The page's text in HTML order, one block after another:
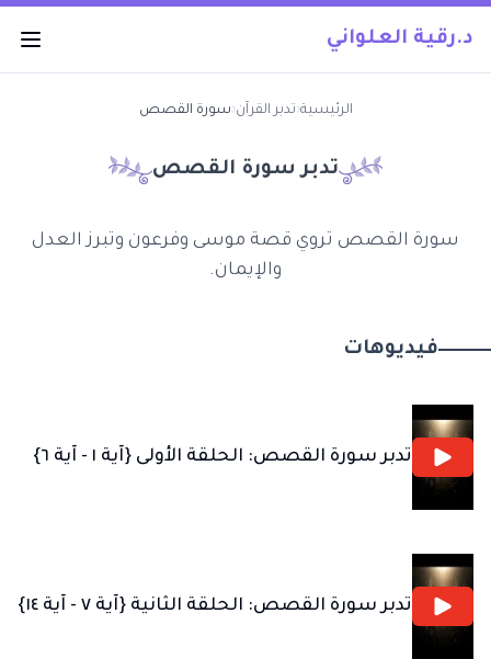
د.رقية العلواني
الرئيسية‹تدبر القرآن‹سورة القصص
تدبر سورة القصص
سورة القصص تروي قصة موسى وفرعون وتبرز العدل
والإيمان.
فيديوهات
تدبر سورة القصص: الحلقة الأولى {آية ١ - آية ٦}
تدبر سورة القصص: الحلقة الثانية {آية ٧ - آية ١٤}